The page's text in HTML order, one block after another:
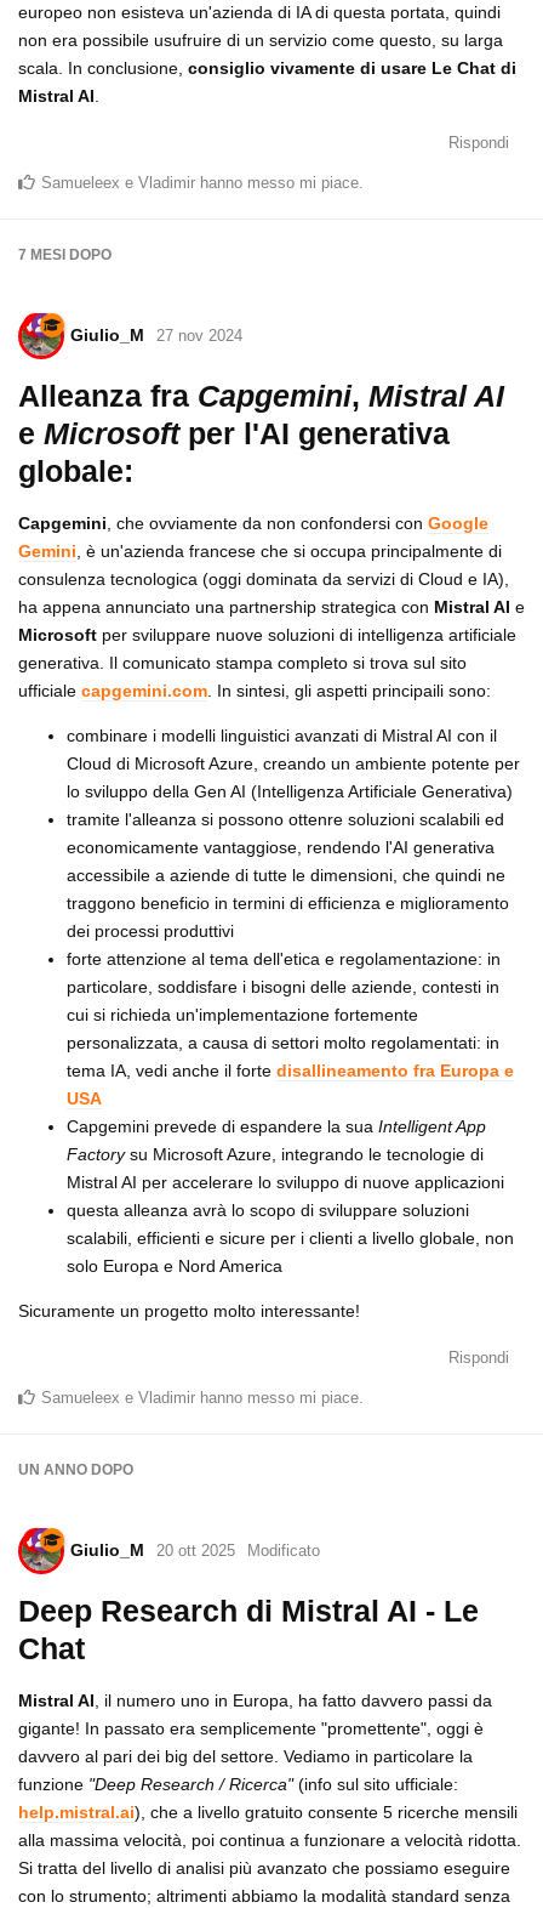
europeo non esisteva un'azienda di IA di questa portata, quindi
non era possibile usufruire di un servizio come questo, su larga
scala. In conclusione, consiglio vivamente di usare Le Chat di
Mistral AI.
Rispondi
Samueleex e Vladimir hanno messo mi piace.
7 MESI DOPO
Giulio_M 27 nov 2024
Alleanza fra Capgemini, Mistral AI
e Microsoftper l'AI generativa
globale:
Capgemini, che ovviamente da non confondersi con Google
Gemini, è un'azienda francese che si occupa principalmente di
consulenza tecnologica (oggi dominata da servizi di Cloud e IA),
ha appena annunciato una partnership strategica con Mistral AI e
Microsoft per sviluppare nuove soluzioni di intelligenza artificiale
generativa. Il comunicato stampa completo si trova sul sito
ufficiale capgemini.com. In sintesi, gli aspetti principaili sono:
combinare i modelli linguistici avanzati di Mistral AI con il
Cloud di Microsoft Azure, creando un ambiente potente per
lo sviluppo della Gen AI (Intelligenza Artificiale Generativa)
tramite l'alleanza si possono ottenre soluzioni scalabili ed
economicamente vantaggiose, rendendo l'AI generativa
accessibile a aziende di tutte le dimensioni, che quindi ne
traggono beneficio in termini di efficienza e miglioramento
dei processi produttivi
forte attenzione al tema dell'etica e regolamentazione: in
particolare, soddisfare i bisogni delle aziende, contesti in
cui si richieda un'implementazione fortemente
personalizzata, a causa di settori molto regolamentati: in
tema IA, vedi anche il forte disallineamento fra Europa e
USA
Capgemini prevede di espandere la sua Intelligent App
Factorysu Microsoft Azure, integrando le tecnologie di
Mistral AI per accelerare lo sviluppo di nuove applicazioni
questa alleanza avrà lo scopo di sviluppare soluzioni
scalabili, efficienti e sicure per i clienti a livello globale, non
solo Europa e Nord America
Sicuramente un progetto molto interessante!
Rispondi
Samueleex e Vladimir hanno messo mi piace.
UN ANNO DOPO
Giulio_M 20 ott 2025 Modificato
Deep Research di Mistral AI - Le
Chat
Mistral AI, il numero uno in Europa, ha fatto davvero passi da
gigante! In passato era semplicemente "promettente", oggi è
davvero al pari dei big del settore. Vediamo in particolare la
funzione "Deep Research / Ricerca"(info sul sito ufficiale:
help.mistral.ai), che a livello gratuito consente 5 ricerche mensili
alla massima velocità, poi continua a funzionare a velocità ridotta.
Si tratta del livello di analisi più avanzato che possiamo eseguire
con lo strumento; altrimenti abbiamo la modalità standard senza